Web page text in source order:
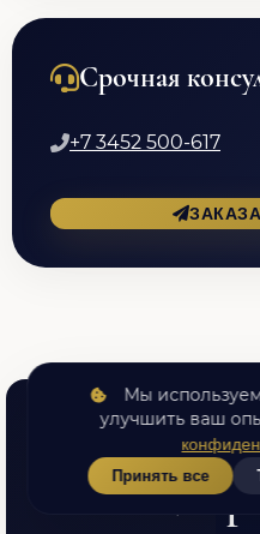
Срочная
+7 3452 500-617
Наши
Мы
улучшить ваш
Принять все